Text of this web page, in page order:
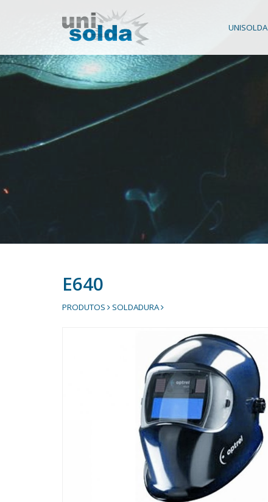
UNISOLDA
E640
PRODUTOS SOLDADURA